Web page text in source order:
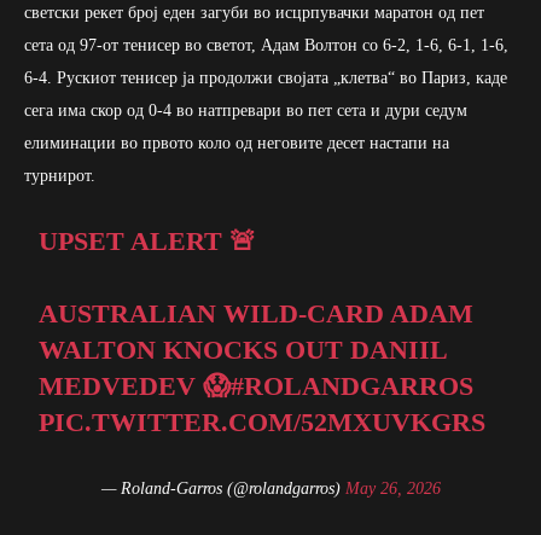
светски рекет број еден загуби во исцрпувачки маратон од пет
сета од 97-от тенисер во светот, Адам Волтон со 6-2, 1-6, 6-1, 1-6,
6-4. Рускиот тенисер ја продолжи својата „клетва“ во Париз, каде
сега има скор од 0-4 во натпревари во пет сета и дури седум
елиминации во првото коло од неговите десет настапи на
турнирот.
UPSET ALERT 🚨
AUSTRALIAN WILD-CARD ADAM
WALTON KNOCKS OUT DANIIL
MEDVEDEV 😱#ROLANDGARROS
PIC.TWITTER.COM/52MXUVKGRS
— Roland-Garros (@rolandgarros) May 26, 2026